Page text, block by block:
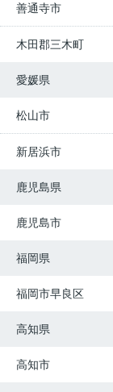
善通寺市
木田郡三木町
愛媛県
松山市
新居浜市
鹿児島県
鹿児島市
福岡県
福岡市早良区
高知県
高知市